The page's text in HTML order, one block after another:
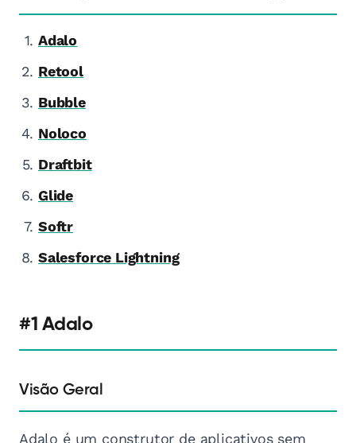
Adalo
Retool
Bubble
Noloco
Draftbit
Glide
Softr
Salesforce Lightning
#1 Adalo
Visão Geral
Adalo é um construtor de aplicativos sem